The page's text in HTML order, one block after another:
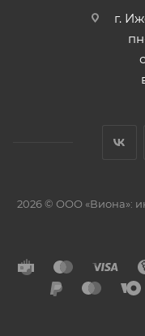
г.
2026 © ООО «Виона»: